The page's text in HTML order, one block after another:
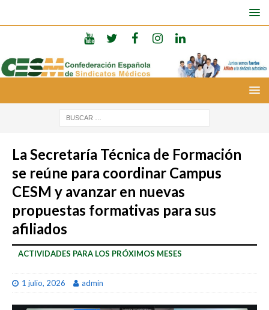
La Secretaría Técnica de Formación
se reúne para coordinar Campus
CESM y avanzar en nuevas
propuestas formativas para sus
afiliados
ACTIVIDADES PARA LOS PRÓXIMOS MESES
1 julio, 2026 admin